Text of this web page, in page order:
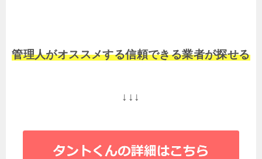
管理人がオススメする信頼できる業者が探せる
↓↓↓